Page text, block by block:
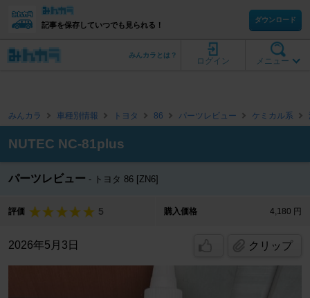
記事を保存していつでも見られる！
ダウンロード
メニュー
ログイン
みんカラとは？
みんカラ 車種別情報 トヨタ 86 パーツレビュー ケミカル系
NUTEC NC-81plus
パーツレビュー トヨタ 86 [ZN6]
評価 5 購入価格 4,180 円
2026年5月3日 クリップ